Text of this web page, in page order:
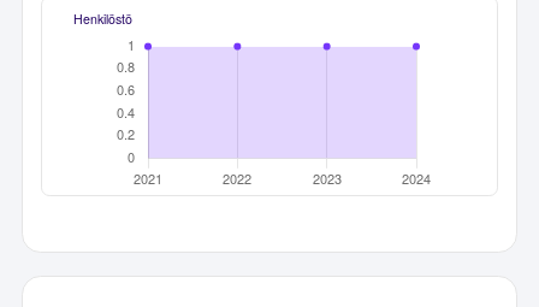
Henkilöstö